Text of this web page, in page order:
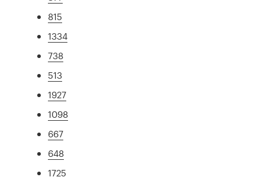
815
1334
738
513
1927
1098
667
648
1725